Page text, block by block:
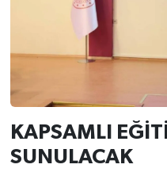
KAPSAMLI
SUNULACAK